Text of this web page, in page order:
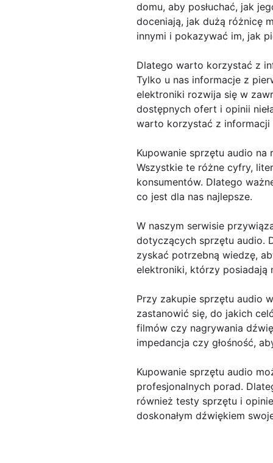
domu, aby posłuchać, jak
doceniają, jak dużą różnicę
innymi i pokazywać im, jak
Dlatego warto korzystać z
Tylko u nas informacje z
elektroniki rozwija się w
dostępnych ofert i opinii
warto korzystać z informacji
Kupowanie sprzętu audio
Wszystkie te różne cyfry,
konsumentów. Dlatego
co jest dla nas najlepsze.
W naszym serwisie
dotyczących sprzętu audio.
zyskać potrzebną wiedzę,
elektroniki, którzy posiadają
Przy zakupie sprzętu audio
zastanowić się, do jakich
filmów czy nagrywania
impedancja czy głośność,
Kupowanie sprzętu audio
profesjonalnych porad.
również testy sprzętu i
doskonałym dźwiękiem